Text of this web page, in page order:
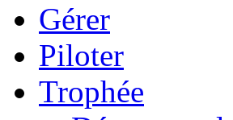
Gérer
Piloter
Trophée